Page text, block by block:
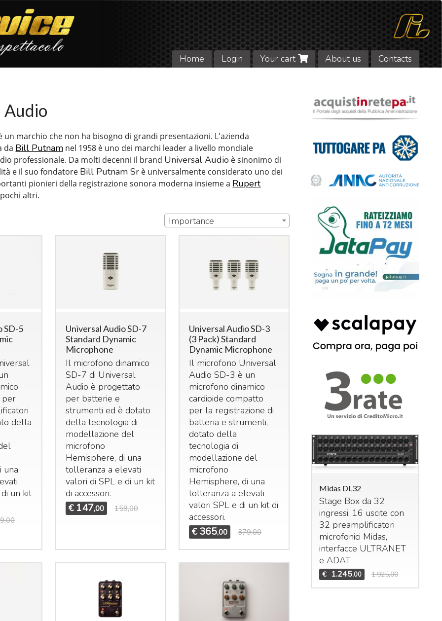
Home Login Your cart About us Contacts
Audio
un marchio che non ha bisogno di grandi presentazioni. L'azienda
da Bill Putnam nel 1958 è uno dei marchi leader a livello mondiale
professionale. Da molti decenni il brand Universal Audio è sinonimo di
e il suo fondatore Bill Putnam Sr è universalmente considerato uno dei
pionieri della registrazione sonora moderna insieme a Rupert
altri.
Importance
SD-5
per
della
una
un kit
Universal Audio SD-7
Standard Dynamic
Microphone
Il microfono dinamico
SD-7 di Universal
Audio è progettato
per batterie e
strumenti ed è dotato
della tecnologia di
modellazione del
microfono
Hemisphere, di una
tolleranza a elevati
valori diSPL e di un kit
di accessori.
€ 147,00 159,00
Universal Audio SD-3
(3 Pack) Standard
Dynamic Microphone
Il microfono Universal
Audio SD-3 è un
microfono dinamico
cardioide compatto
per la registrazione di
batteria e strumenti,
dotato della
tecnologia di
modellazione del
microfono
Hemisphere, di una
tolleranza a elevati
valoriSPL e di un kit di
accessori.
€ 365,00 379,00
Bundle
Set composto da:
Midas M32 Live Klark
Teknik NCAT5E-50m
Midas DL32
Midas M32R Live
Mixer digitale per live
stereo interni, n°8
e n°6 gruppi di mute.
1.995,00
Midas DL32
Stage Box da 32
ingressi, 16 uscite con
32 preamplificatori
microfonici Midas,
interfacce ULTRANET
eADAT
€ 1.245,00 1.925,00